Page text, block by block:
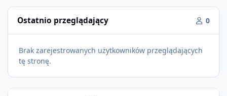
Ostatnio przeglądający 0
Brak zarejestrowanych użytkowników przeglądających
tę stronę.